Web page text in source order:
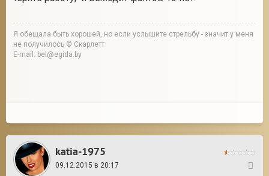
Я обещала быть хорошей, но если услышите стрельбу - значит у меня
не получилось © Скарлетт
E-mail: bel@egida.by
katia-1975
09.12.2015 в 20:17